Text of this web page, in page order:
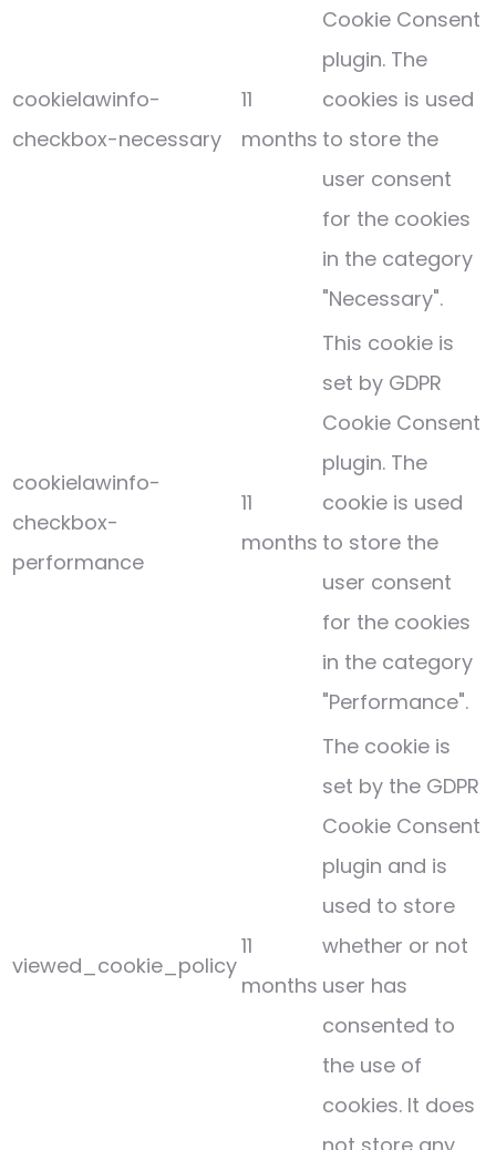
cookielawinfo-
checkbox-necessary
11
months
Cookie Consent
plugin. The
cookies is used
to store the
user consent
for the cookies
in the category
"Necessary".
cookielawinfo-
checkbox-
performance
11
months
This cookie is
set by GDPR
Cookie Consent
plugin. The
cookie is used
to store the
user consent
for the cookies
in the category
"Performance".
viewed_cookie_policy
11
months
The cookie is
set by the GDPR
Cookie Consent
plugin and is
used to store
whether or not
user has
consented to
the use of
cookies. It does